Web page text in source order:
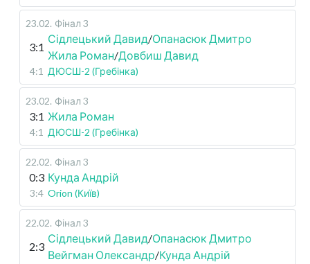
23.02. Фінал 3
3:1
Сідлецький Давид/Опанасюк Дмитро
Жила Роман/Довбиш Давид
4:1 ДЮСШ-2 (Гребінка)
23.02. Фінал 3
3:1 Жила Роман
4:1 ДЮСШ-2 (Гребінка)
22.02. Фінал 3
0:3 Кунда Андрій
3:4 Orion (Київ)
22.02. Фінал 3
2:3
Сідлецький Давид/Опанасюк Дмитро
Вейгман Олександр/Кунда Андрій